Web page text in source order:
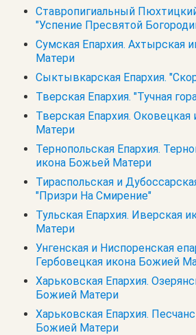
Ставропигиальный
"Успение Пресвятой
Сумская Епархия. Ахтырская
Матери
Сыктывкарская Епархия.
Тверская Епархия. "Тучная
Тверская Епархия.
Матери
Тернопольская Епархия.
икона Божьей Матери
Тираспольская и
"Призри На Смирение"
Тульская Епархия. Иверская
Матери
Унгенская и Ниспоренская
Гербовецкая икона Божией
Харьковская Епархия.
Божией Матери
Харьковская Епархия.
Божией Матери